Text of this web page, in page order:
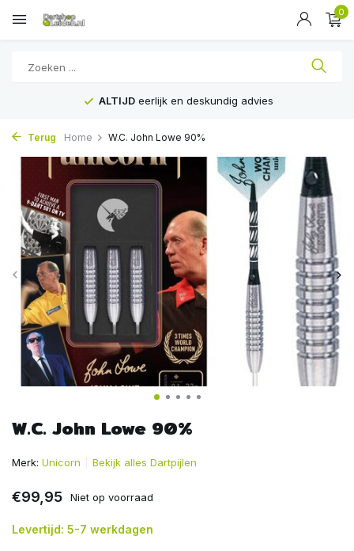
0
ALTIJD eerlijk en deskundig advies
Terug Home W.C. John Lowe 90%
W.C. John Lowe 90%
Merk: Unicorn Bekijk alles Dartpijlen
€99,95 Niet op voorraad
Levertijd: 5-7 werkdagen